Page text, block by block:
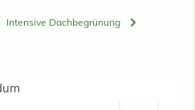
Intensive Dachbegrünung